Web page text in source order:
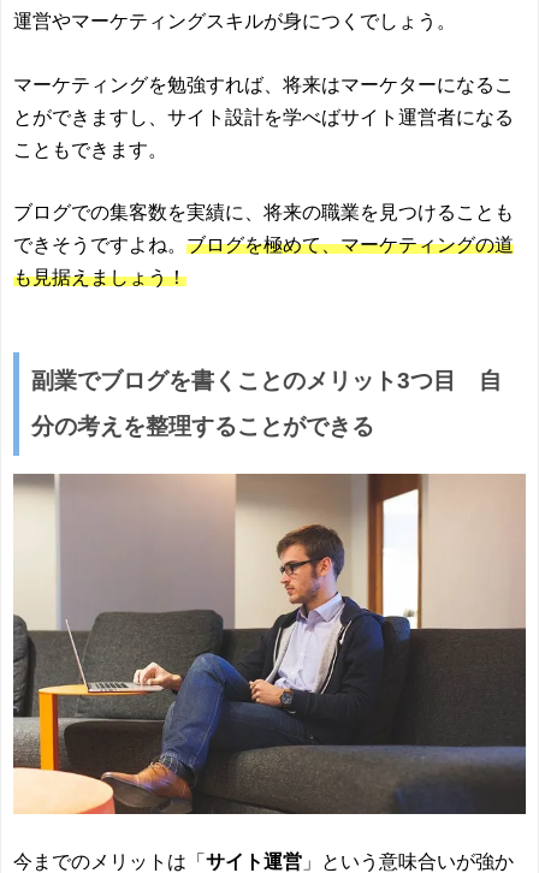
運営やマーケティングスキルが身につくでしょう。
マーケティングを勉強すれば、将来はマーケターになるこ
とができますし、サイト設計を学べばサイト運営者になる
こともできます。
ブログでの集客数を実績に、将来の職業を見つけることも
できそうですよね。 ブログを極めて、マーケティングの道
も見据えましょう！
副業でブログを書くことのメリット3つ目 自
分の考えを整理することができる
今までのメリットは「 サイト運営 」という意味合いが強か